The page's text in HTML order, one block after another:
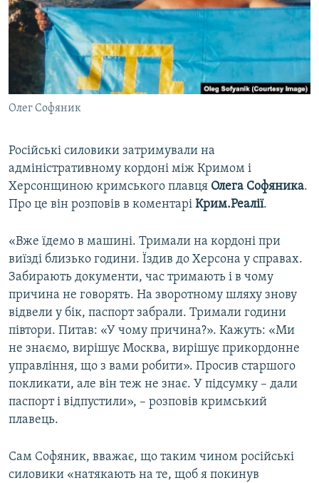
ВІДЕОУРОКИ «ELIFBE»
СВІДЧЕННЯ ОКУПАЦІЇ
УКРАЇНСЬКА ПРОБЛЕМА КРИМУ
ІНФОГРАФІКА
Русский
Qırımtatar
ДОЛУЧАЙСЯ!
Усі сайти RFE/RL
Олег Софяник
Російські силовики затримували на
адміністративному кордоні між Кримом і
Херсонщиною кримського плавця Олега Софяника.
Про це він розповів в коментарі Крим.Реалії.
«Вже їдемо в машині. Тримали на кордоні при
виїзді близько години. Їздив до Херсона у справах.
Забирають документи, час тримають і в чому
причина не говорять. На зворотному шляху знову
відвели у бік, паспорт забрали. Тримали години
півтори. Питав: «У чому причина?». Кажуть: «Ми
не знаємо, вирішує Москва, вирішує прикордонне
управління, що з вами робити». Просив старшого
покликати, але він теж не знає. У підсумку – дали
паспорт і відпустили», – розповів кримський
плавець.
Сам Софяник, вважає, що таким чином російські
силовики «натякають на те, щоб я покинув